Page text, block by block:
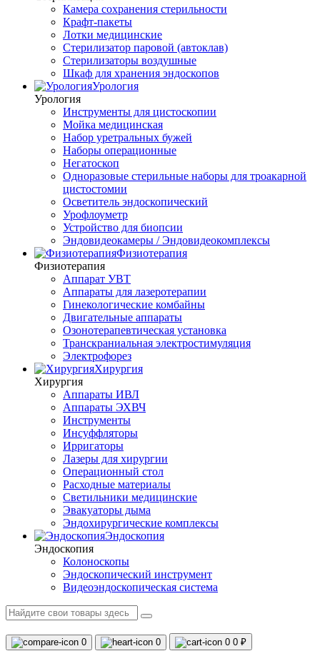
Камера сохранения стерильности
Крафт-пакеты
Лотки медицинские
Стерилизатор паровой (автоклав)
Стерилизаторы воздушные
Шкаф для хранения эндоскопов
Урология
Урология
Инструменты для цистоскопии
Мойка медицинская
Набор уретральных бужей
Наборы операционные
Негатоскоп
Одноразовые стерильные наборы для троакарной
цистостомии
Осветитель эндоскопический
Урофлоуметр
Устройство для биопсии
Эндовидеокамеры / Эндовидеокомплексы
Физиотерапия
Физиотерапия
Аппарат УВТ
Аппараты для лазеротерапии
Гинекологические комбайны
Двигательные аппараты
Озонотерапевтическая установка
Транскраниальная электростимуляция
Электрофорез
Хирургия
Хирургия
Аппараты ИВЛ
Аппараты ЭХВЧ
Инструменты
Инсуффляторы
Ирригаторы
Лазеры для хирургии
Операционный стол
Расходные материалы
Светильники медицинские
Эвакуаторы дыма
Эндохирургические комплексы
Эндоскопия
Эндоскопия
Колоноскопы
Эндоскопический инструмент
Видеоэндоскопическая система
0 0 0 0 ₽